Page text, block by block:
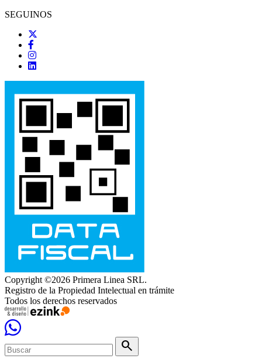
SEGUINOS
Copyright ©2026 Primera Linea SRL.
Registro de la Propiedad Intelectual en trámite
Todos los derechos reservados
search